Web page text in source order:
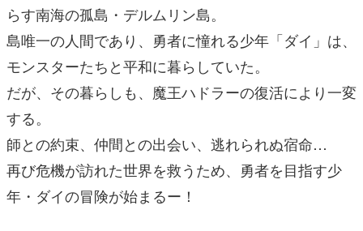
らす南海の孤島・デルムリン島。
島唯一の人間であり、勇者に憧れる少年「ダイ」は、
モンスターたちと平和に暮らしていた。
だが、その暮らしも、魔王ハドラーの復活により一変
する。
師との約束、仲間との出会い、逃れられぬ宿命…
再び危機が訪れた世界を救うため、勇者を目指す少
年・ダイの冒険が始まるー！